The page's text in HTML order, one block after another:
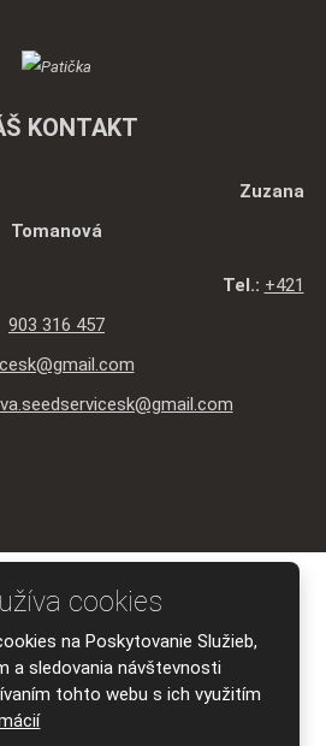
KONTAKT
Zuzana
Tomanová
Tel.: +421
903 316 457
s.r.o., vytvorila eBRÁNA s.r.o.
použitia
VYTVORILA
cookies
na Poskytovanie Služieb,
a sledovania návštevnosti
tohto webu s ich využitím